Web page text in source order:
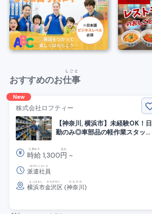
おすすめのお仕事
しごと
New
株式会社ロフティー
【神奈川, 横浜市】未経験OK！日
勤のみ◎車部品の軽作業スタッフ
時給
じきゅう
1,300円
えん
~
派遣社員
はけんしゃいん
横浜市
よこはまし
金沢区
かなざわく
(神奈川
かながわ
)